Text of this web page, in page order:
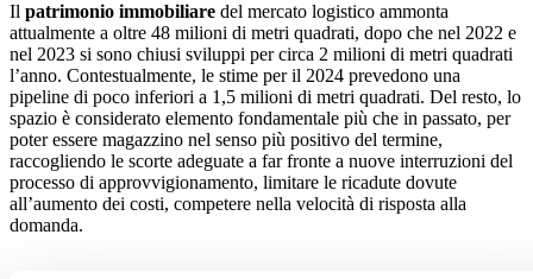
Il patrimonio immobiliare del mercato logistico ammonta
attualmente a oltre 48 milioni di metri quadrati, dopo che nel 2022 e
nel 2023 si sono chiusi sviluppi per circa 2 milioni di metri quadrati
l’anno. Contestualmente, le stime per il 2024 prevedono una
pipeline di poco inferiori a 1,5 milioni di metri quadrati. Del resto, lo
spazio è considerato elemento fondamentale più che in passato, per
poter essere magazzino nel senso più positivo del termine,
raccogliendo le scorte adeguate a far fronte a nuove interruzioni del
processo di approvvigionamento, limitare le ricadute dovute
all’aumento dei costi, competere nella velocità di risposta alla
domanda.